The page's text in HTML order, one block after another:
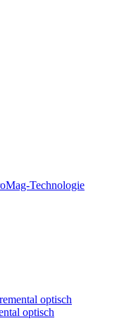
Technologie
optisch
optisch